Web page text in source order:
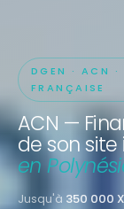
DGEN · ACN ·
FRANÇAISE
ACN —
de son
en
Jusqu'à 350 000